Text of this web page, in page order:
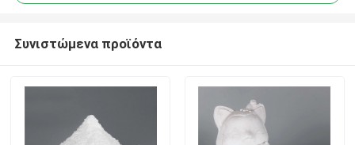
Συνιστώμενα προϊόντα